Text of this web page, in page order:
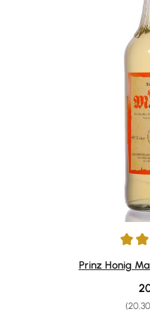
Durchschnittliche
Prinz Honig